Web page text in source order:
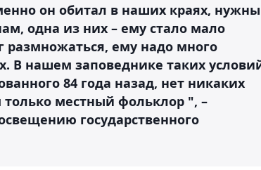
он обитал в наших краях, нужны
одна из них – ему стало мало
ему надо много
В нашем заповеднике таких
84 года назад, нет никаких
местный фольклор ", –
государственного